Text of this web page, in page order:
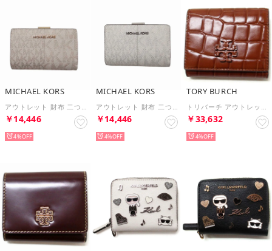
MICHAEL KORS
￥14,446
4%
MICHAEL KORS
￥14,446
4%
TORY BURCH
￥33,632
4%